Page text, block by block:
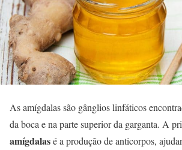
As amígdalas são gânglios linfáticos
da boca e na parte superior da garganta. A
amígdalasé a produção de anticorpos,